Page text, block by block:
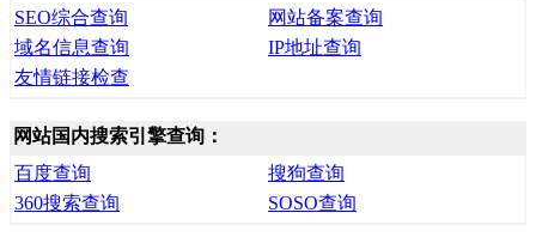
SEO综合查询
网站备案查询
域名信息查询
IP地址查询
友情链接检查
网站国内搜索引擎查询：
百度查询
搜狗查询
360搜索查询
SOSO查询